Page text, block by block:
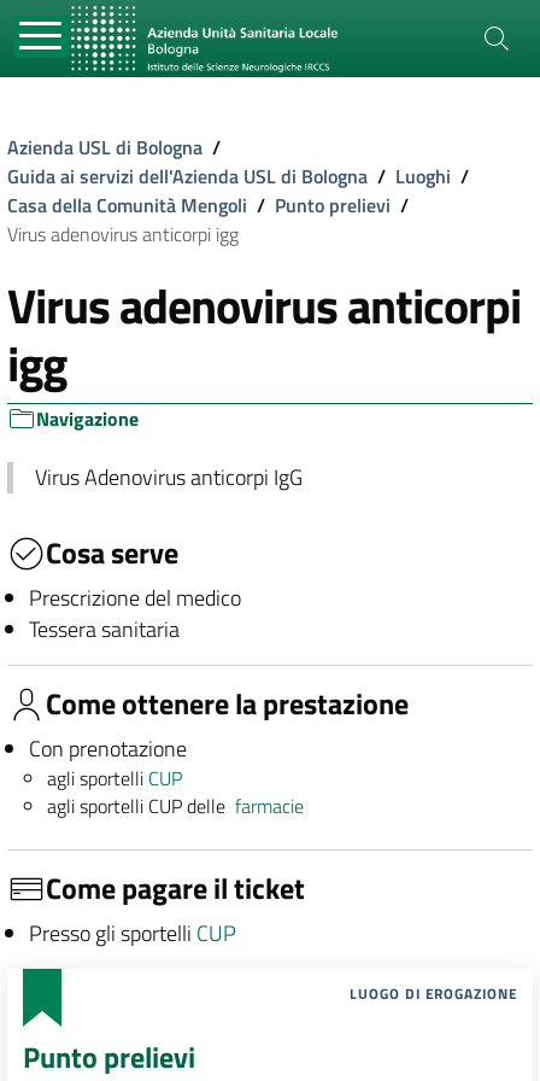
Azienda USL di Bologna /
Guida ai servizi dell'Azienda USL di Bologna / Luoghi /
Casa della Comunità Mengoli / Punto prelievi /
Virus adenovirus anticorpi igg
Virus adenovirus anticorpi
igg
Navigazione
Virus Adenovirus anticorpi IgG
Cosa serve
Prescrizione del medico
Tessera sanitaria
Come ottenere la prestazione
Con prenotazione
agli sportelli CUP
agli sportelli CUP dellefarmacie
Come pagare il ticket
Presso gli sportelli CUP
LUOGO DI EROGAZIONE
Punto prelievi